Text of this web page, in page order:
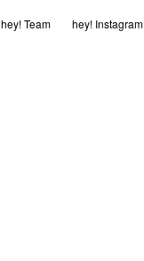
hey! Team hey! Instagram